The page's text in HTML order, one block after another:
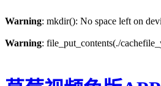
Warning: mkdir(): No space left on
Warning: file_put_contents(./